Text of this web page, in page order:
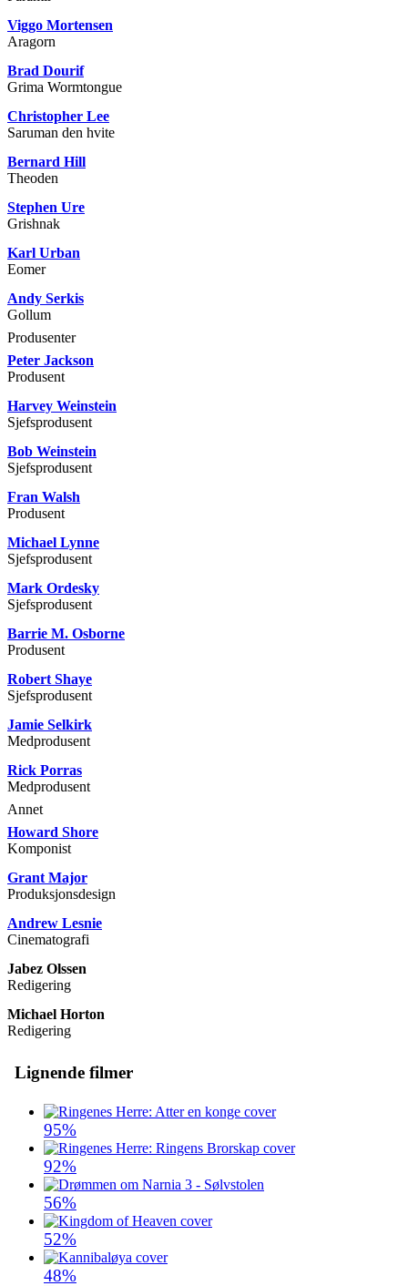
Viggo Mortensen
Aragorn
Brad Dourif
Grima Wormtongue
Christopher Lee
Saruman den hvite
Bernard Hill
Theoden
Stephen Ure
Grishnak
Karl Urban
Eomer
Andy Serkis
Gollum
Produsenter
Peter Jackson
Produsent
Harvey Weinstein
Sjefsprodusent
Bob Weinstein
Sjefsprodusent
Fran Walsh
Produsent
Michael Lynne
Sjefsprodusent
Mark Ordesky
Sjefsprodusent
Barrie M. Osborne
Produsent
Robert Shaye
Sjefsprodusent
Jamie Selkirk
Medprodusent
Rick Porras
Medprodusent
Annet
Howard Shore
Komponist
Grant Major
Produksjonsdesign
Andrew Lesnie
Cinematografi
Jabez Olssen
Redigering
Michael Horton
Redigering
Lignende filmer
95%
92%
56%
52%
48%